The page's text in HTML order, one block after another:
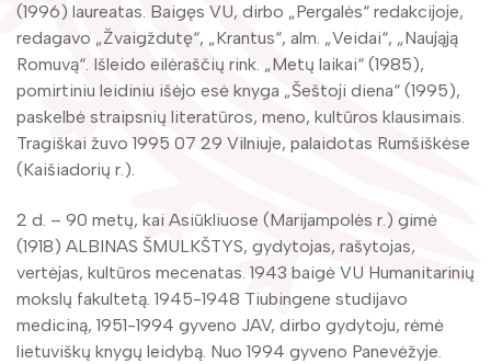
Klubai
Bibliotekos 70-metis
Virtuali biblioteka
(1996) laureatas. Baigęs VU, dirbo „Pergalės“ redakcijoje,
redagavo „Žvaigždutę“, „Krantus“, alm. „Veidai“, „Naująją
Romuvą“. Išleido eilėraščių rink. „Metų laikai“ (1985),
pomirtiniu leidiniu išėjo esė knyga „Šeštoji diena“ (1995),
paskelbė straipsnių literatūros, meno, kultūros klausimais.
Tragiškai žuvo 1995 07 29 Vilniuje, palaidotas Rumšiškėse
(Kaišiadorių r.).
2 d. – 90 metų, kai Asiūkliuose (Marijampolės r.) gimė
(1918) ALBINAS ŠMULKŠTYS, gydytojas, rašytojas,
vertėjas, kultūros mecenatas. 1943 baigė VU Humanitarinių
mokslų fakultetą. 1945-1948 Tiubingene studijavo
mediciną, 1951-1994 gyveno JAV, dirbo gydytoju, rėmė
lietuviškų knygų leidybą. Nuo 1994 gyveno Panevėžyje.